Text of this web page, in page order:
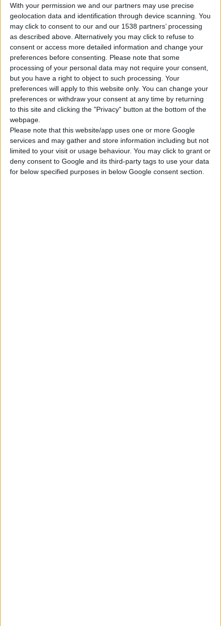
With your permission we and our partners may use precise
geolocation data and identification through device scanning. You
may click to consent to our and our 1538 partners’ processing
as described above. Alternatively you may click to refuse to
consent or access more detailed information and change your
preferences before consenting.
Please note that some
processing of your personal data may not require your consent,
but you have a right to object to such processing. Your
preferences will apply to this website only. You can change your
preferences or withdraw your consent at any time by returning
to this site and clicking the "Privacy" button at the bottom of the
webpage.
Please note that this website/app uses one or more Google
services and may gather and store information including but not
limited to your visit or usage behaviour. You may click to grant or
deny consent to Google and its third-party tags to use your data
for below specified purposes in below Google consent section.
ΗBayer Ελλάςενισχύει τη συμβολή της στη διαχείριση του
καρκίνου
προστάτηστην Ελλάδα, διαθέτοντας
καινοτόμεςθεραπευτικέςεπιλογές, καθώς και προϊόντα που
αξιοποιούνται στο πλαίσιο του προσυμπτωματικού ελέγχου.
Παράλληλα, θέτοντας στο επίκεντρο τον ασθενή, η εταιρεία
συμβάλλει στη βελτίωση της στρατηγικής τηςδιαχείρισηςτου
εν λόγω καρκίνου μέσα από την υποστήριξη δράσεων
ενημέρωσης και ευαισθητοποίησης κοινού σε συνεργασία με
συλλόγους ασθενών, όπως η Europa Uomo Hellas.
Επιπλέον, διοργανώνει επιστημονικές εκδηλώσειςγια